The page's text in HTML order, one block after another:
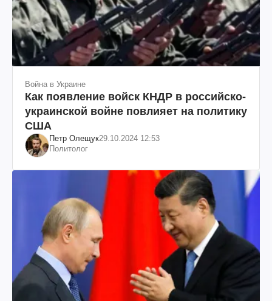
Война в Украине
Как появление войск КНДР в российско-
украинской войне повлияет на политику
США
Петр Олещук29.10.2024 12:53
Политолог